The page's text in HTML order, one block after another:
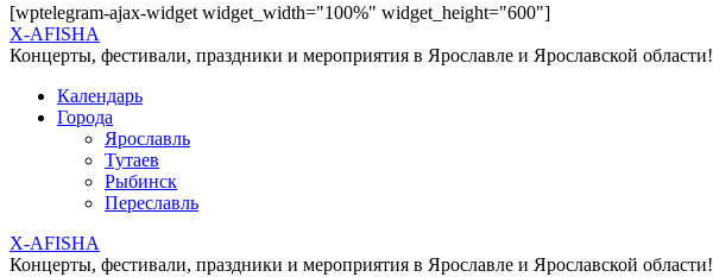
[wptelegram-ajax-widget widget_width="100%" widget_height="600"]
X-AFISHA
Концерты, фестивали, праздники и мероприятия в Ярославле и Ярославской области!
Календарь
Города
Ярославль
Тутаев
Рыбинск
Переславль
X-AFISHA
Концерты, фестивали, праздники и мероприятия в Ярославле и Ярославской области!